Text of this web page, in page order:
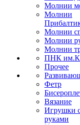
Молнии
Молнии
Молнии
Молнии
Молнии
ПНК
Прочее
Фетр
Вязание
Игрушки
руками